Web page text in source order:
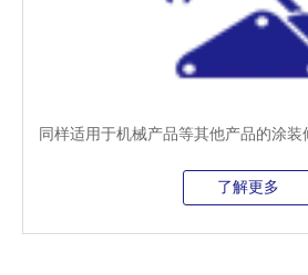
同样适用于机械产品等其他产品的涂装
了解更多